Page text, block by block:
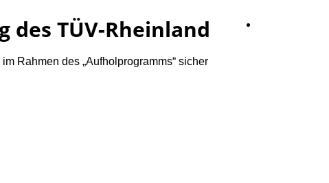
TÜV-Rheinland
Rahmen des „Aufholprogramms“ sicher